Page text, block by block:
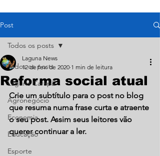
Post
Todos os posts
Laguna Carapã
Agronegócio
Economia
Educação
Esporte
Todos os posts
Reforma social atual
Laguna News
12 de fev. de 2020 1 min de leitura
Crie um subtítulo para o post no blog
que resuma numa frase curta e atraente
o seu post. Assim seus leitores vão
querer continuar a ler.